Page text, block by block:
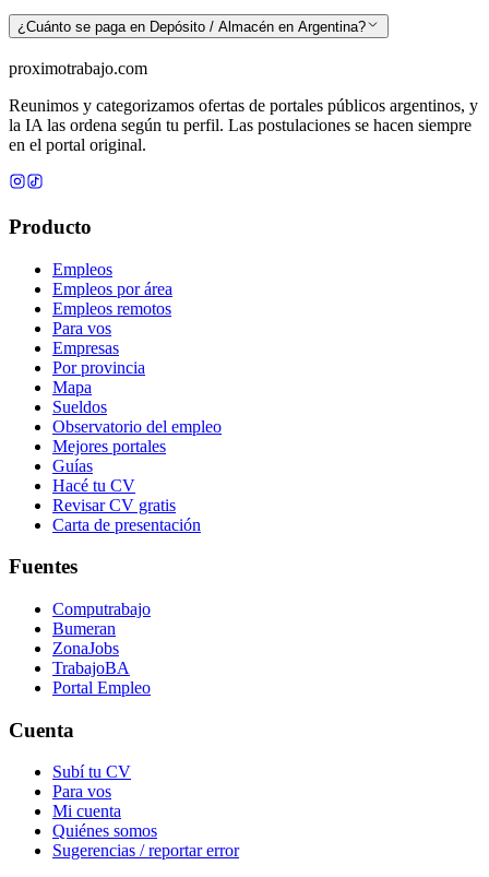
¿Cuánto se paga en Depósito / Almacén en Argentina?
proximotrabajo.com
Reunimos y categorizamos ofertas de portales públicos argentinos, y
la IA las ordena según tu perfil. Las postulaciones se hacen siempre
en el portal original.
Producto
Empleos
Empleos por área
Empleos remotos
Para vos
Empresas
Por provincia
Mapa
Sueldos
Observatorio del empleo
Mejores portales
Guías
Hacé tu CV
Revisar CV gratis
Carta de presentación
Fuentes
Computrabajo
Bumeran
ZonaJobs
TrabajoBA
Portal Empleo
Cuenta
Subí tu CV
Para vos
Mi cuenta
Quiénes somos
Sugerencias / reportar error